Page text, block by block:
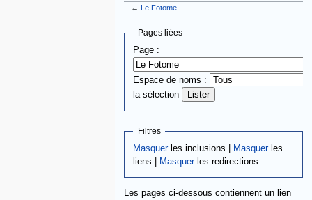
←Le Fotome
Aller
navigation
Aller
recherche
Pages liées
Page :
Espace de noms :
la sélection
Filtres
Masquerles inclusions | Masquerles
liens |
Masquerles redirections
Les pages ci-dessous contiennent un lien